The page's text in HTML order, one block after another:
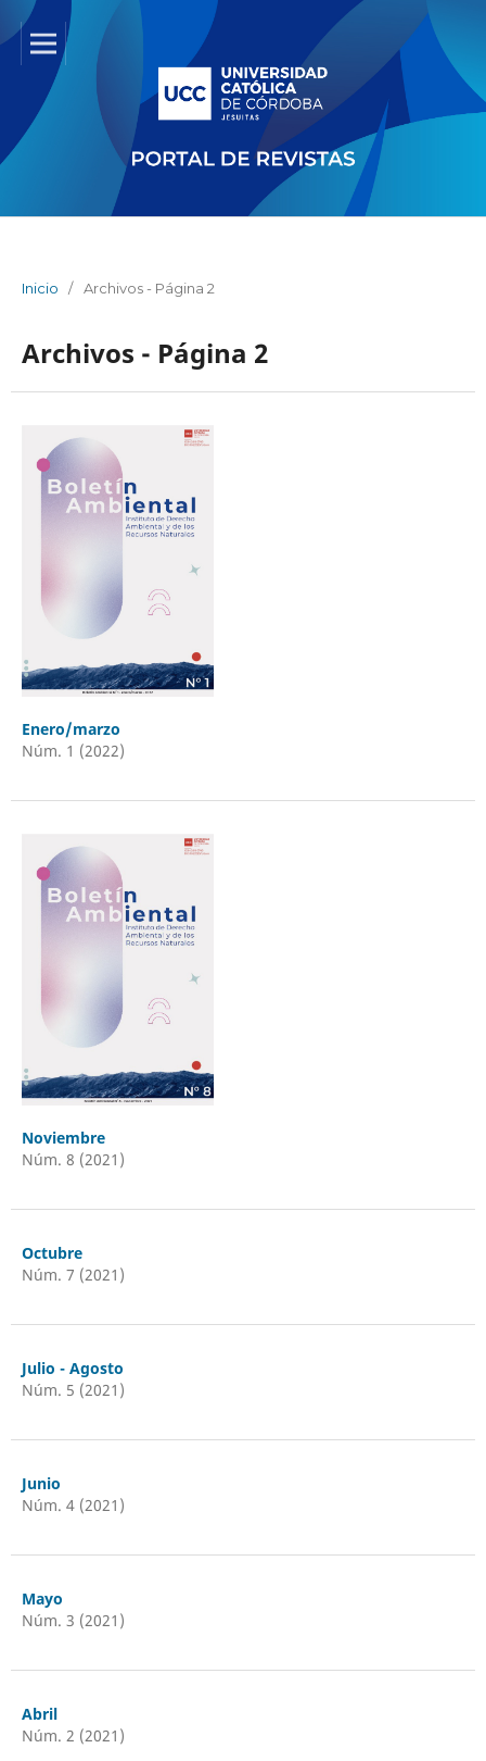
Inicio / Archivos - Página 2
Archivos - Página 2
Enero/marzo
Núm. 1 (2022)
Noviembre
Núm. 8 (2021)
Octubre
Núm. 7 (2021)
Julio - Agosto
Núm. 5 (2021)
Junio
Núm. 4 (2021)
Mayo
Núm. 3 (2021)
Abril
Núm. 2 (2021)